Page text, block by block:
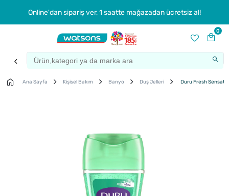
Online'dan sipariş ver, 1 saatte mağazadan ücretsiz al!
0
Ana Sayfa Kişisel Bakım Banyo Duş Jelleri Duru Fresh